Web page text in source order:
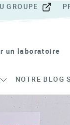
GROUPE
un laboratoire
NOTRE BLOG